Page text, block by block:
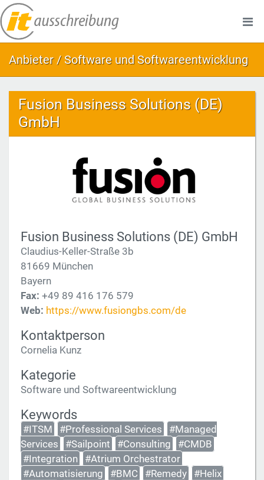
Anbieter / Software und Softwareentwicklung
Fusion Business Solutions (DE)
GmbH
Fusion Business Solutions (DE) GmbH
Claudius-Keller-Straße 3b
81669 München
Bayern
Fax: +49 89 416 176 579
Web: https://www.fusiongbs.com/de
Kontaktperson
Cornelia Kunz
Kategorie
Software und Softwareentwicklung
Keywords
#ITSM #Professional Services
#Managed
Services
#Sailpoint #Consulting
#CMDB
#Integration
#Atrium Orchestrator
#Automatisierung
#BMC #Remedy
#Helix